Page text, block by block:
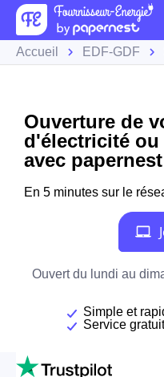
Accueil EDF-GDF